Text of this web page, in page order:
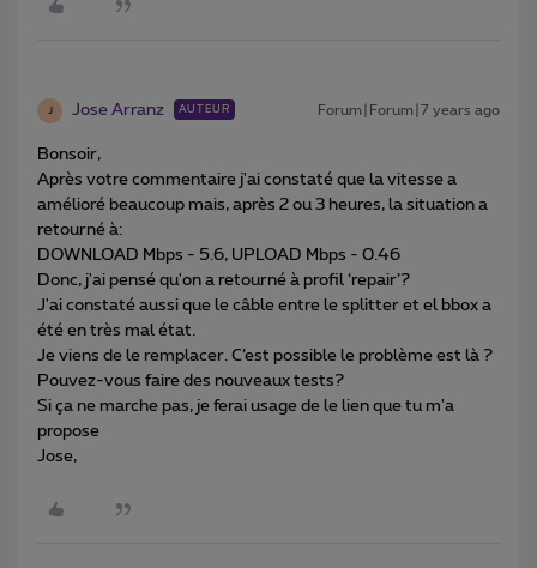
Jose Arranz AUTEUR Forum|Forum|7 years ago
Bonsoir,
Après votre commentaire j'ai constaté que la vitesse a
amélioré beaucoup mais, après 2 ou 3 heures, la situation a
retourné à:
DOWNLOAD Mbps - 5.6, UPLOAD Mbps - 0.46
Donc, j'ai pensé qu'on a retourné à profil ‘repair’?
J'ai constaté aussi que le câble entre le splitter et el bbox a
été en très mal état.
Je viens de le remplacer. C’est possible le problème est là ?
Pouvez-vous faire des nouveaux tests?
Si ça ne marche pas, je ferai usage de le lien que tu m'a
propose
Jose,